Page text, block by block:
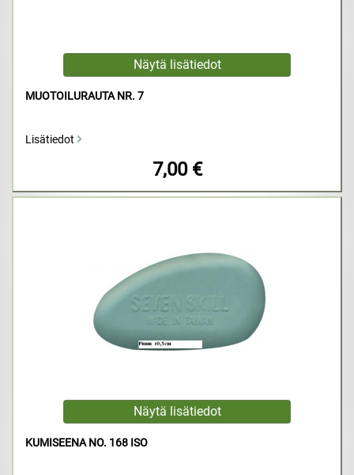
MUOTOILURAUTA NR. 7
Lisätiedot
7,00 €
KUMISEENA NO. 168 ISO